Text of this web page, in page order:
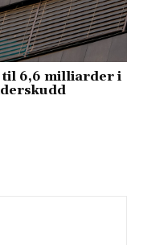
6,6 milliarder i